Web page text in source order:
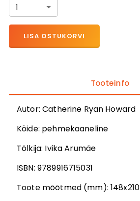
1
LISA OSTUKORVI
Tooteinfo
Autor:Catherine Ryan Howard
Köide: pehmekaaneline
Tõlkija: Ivika Arumäe
ISBN: 9789916715031
Toote mõõtmed (mm):148x210